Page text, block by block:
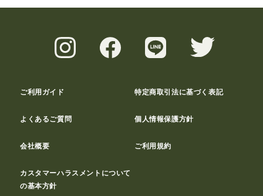
ご利用ガイド 特定商取引法に基づく表記
よくあるご質問 個人情報保護方針
会社概要 ご利用規約
カスタマーハラスメントについて
の基本方針